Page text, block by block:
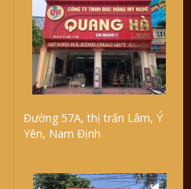
Đường 57A, thị trấn Lâm, Ý
Yên, Nam Định